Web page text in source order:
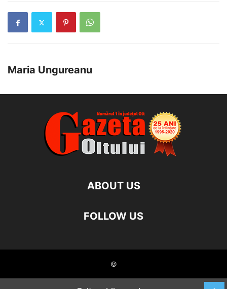
Maria Ungureanu
ABOUT US
FOLLOW US
©